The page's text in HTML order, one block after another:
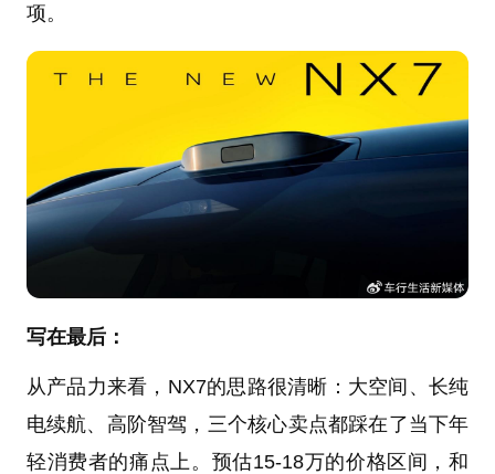
项。
写在最后：
从产品力来看，NX7的思路很清晰：大空间、长纯
电续航、高阶智驾，三个核心卖点都踩在了当下年
轻消费者的痛点上。预估15-18万的价格区间，和